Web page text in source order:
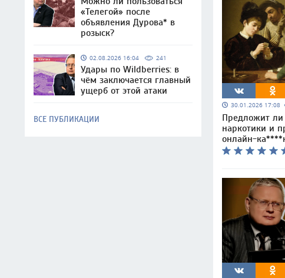
«Телегой» после
объявления Дурова* в
розыск?
02.08.2026 16:04 241
Удары по Wildberries: в
чём заключается главный
ущерб от этой атаки
ВСЕ ПУБЛИКАЦИИ
30.01.2026 17:08
Предложит
наркотики и
онлайн-